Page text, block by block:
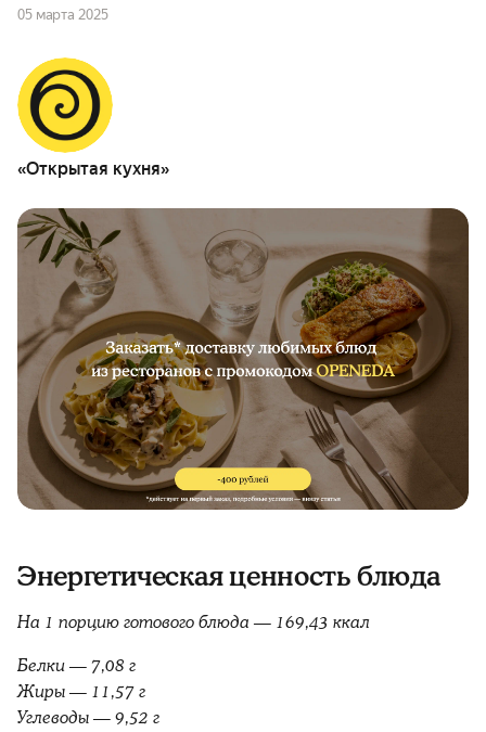
05 марта 2025
«Открытая кухня»
Энергетическая ценность блюда
На 1 порцию готового блюда — 169,43 ккал
Белки — 7,08 г
Жиры — 11,57 г
Углеводы — 9,52 г